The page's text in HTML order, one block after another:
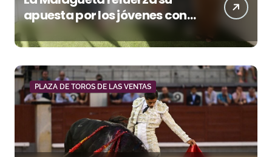
apuesta por los jóvenes con
entradas desde un euro
PLAZA DE TOROS DE LAS VENTAS